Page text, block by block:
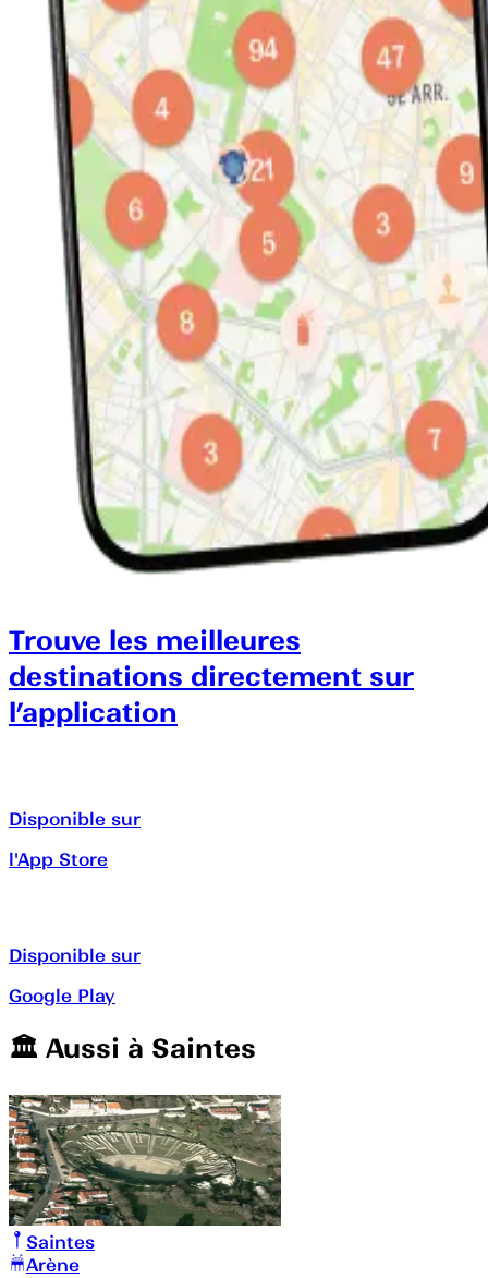
Trouve les meilleures
destinations directement sur
l’application
Disponible sur
l'App Store
Disponible sur
Google Play
🏛️️ Aussi à Saintes
Saintes
Arène